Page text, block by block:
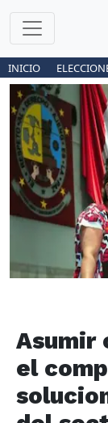
INICIO
Asumir
el